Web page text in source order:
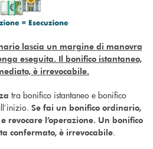
lascia un margine di manovra
eseguita. Il bonifico istantaneo,
è irrevocabile.
tra bonifico istantaneo e bonifico
Se fai un bonifico ordinario,
revocare l’operazione. Un bonifico
confermato, è irrevocabile.